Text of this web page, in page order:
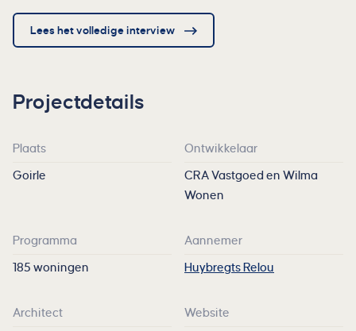
Lees het volledige interview
Projectdetails
Plaats
Goirle
Ontwikkelaar
CRA Vastgoed en Wilma
Wonen
Programma
185 woningen
Aannemer
Huybregts Relou
Architect Website